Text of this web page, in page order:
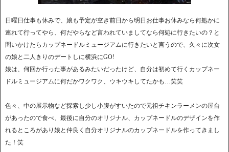
日曜日仕事も休みで、娘も予定が空き前日から明日お仕事お休みなら何処かに
連れて行ってやら、何だやらなど言われていましてなら何処に行きたいの？と
問いかけたらカップネードルミュージアムに行きたいと言うので、久々に次女
の娘と二人きりのデートしに横浜にGO!
娘は、何回か行った事があるみたいだったけど、自分は初めて行くカップネー
ドルミュージアムに何だかワクワク、ウキウキしてたかも…笑笑
色々、中の展示物など探索し少し小腹がすいたので元祖チキンラーメンの屋台
があったので食べ、最後に自分のオリジナル、カップネードルのデザインを作
れるところがあり娘と仲良く自分オリジナルのカップネードルを作ってきまし
た！笑